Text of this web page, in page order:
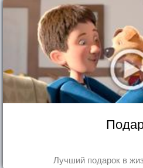
Лучший подарок в